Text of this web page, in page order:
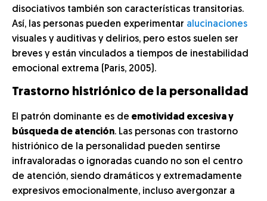
disociativos también son características transitorias.
Así, las personas pueden experimentar alucinaciones
visuales y auditivas y delirios, pero estos suelen ser
breves y están vinculados a tiempos de inestabilidad
emocional extrema (Paris, 2005).
Trastorno histriónico de la personalidad
El patrón dominante es de emotividad excesiva y
búsqueda de atención. Las personas con trastorno
histriónico de la personalidad pueden sentirse
infravaloradas o ignoradas cuando no son el centro
de atención, siendo dramáticos y extremadamente
expresivos emocionalmente, incluso avergonzar a